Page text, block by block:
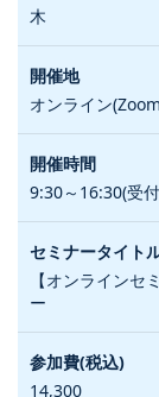
木
オンライン
9:30～16:30(受
【オンライン
ー
14,300